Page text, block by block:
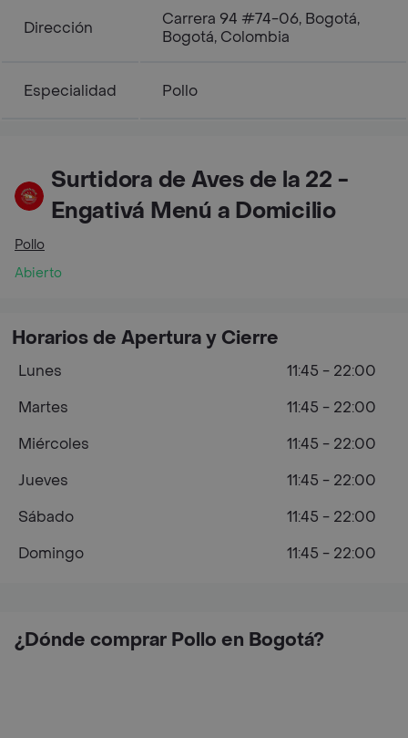
Dirección
Carrera 94 #74-06, Bogotá,
Bogotá, Colombia
Especialidad Pollo
Surtidora de Aves de la 22 -
Engativá Menú a Domicilio
Pollo
Abierto
¿Dónde comprar Pollo en Bogotá?
Horarios de Apertura y Cierre
Lunes
11:45 - 22:00
Martes
11:45 - 22:00
Miércoles
11:45 - 22:00
Jueves
11:45 - 22:00
Sábado
11:45 - 22:00
Domingo
11:45 - 22:00